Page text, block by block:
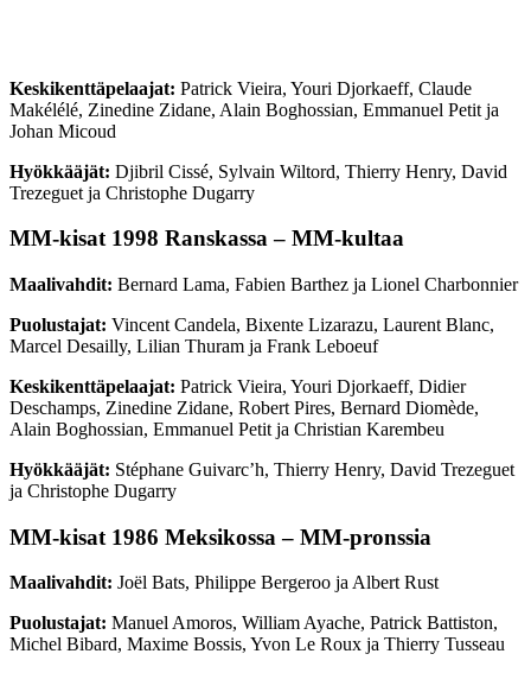
Keskikenttäpelaajat: Patrick Vieira, Youri Djorkaeff, Claude
Makélélé, Zinedine Zidane, Alain Boghossian, Emmanuel Petit ja
Johan Micoud
Hyökkääjät: Djibril Cissé, Sylvain Wiltord, Thierry Henry, David
Trezeguet ja Christophe Dugarry
MM-kisat 1998 Ranskassa – MM-kultaa
Maalivahdit: Bernard Lama, Fabien Barthez ja Lionel Charbonnier
Puolustajat: Vincent Candela, Bixente Lizarazu, Laurent Blanc,
Marcel Desailly, Lilian Thuram ja Frank Leboeuf
Keskikenttäpelaajat: Patrick Vieira, Youri Djorkaeff, Didier
Deschamps, Zinedine Zidane, Robert Pires, Bernard Diomède,
Alain Boghossian, Emmanuel Petit ja Christian Karembeu
Hyökkääjät: Stéphane Guivarc’h, Thierry Henry, David Trezeguet
ja Christophe Dugarry
MM-kisat 1986 Meksikossa – MM-pronssia
Maalivahdit: Joël Bats, Philippe Bergeroo ja Albert Rust
Puolustajat: Manuel Amoros, William Ayache, Patrick Battiston,
Michel Bibard, Maxime Bossis, Yvon Le Roux ja Thierry Tusseau